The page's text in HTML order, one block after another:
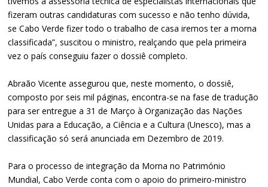
fizeram outras candidaturas com sucesso e não tenho dúvida,
se Cabo Verde fizer todo o trabalho de casa iremos ter a morna
classificada”, suscitou o ministro, realçando que pela primeira
vez o país conseguiu fazer o dossiê completo.
Abraão Vicente assegurou que, neste momento, o dossiê,
composto por seis mil páginas, encontra-se na fase de tradução
para ser entregue a 31 de Março à Organização das Nações
Unidas para a Educação, a Ciência e a Cultura (Unesco), mas a
classificação só será anunciada em Dezembro de 2019.
Para o processo de integração da Morna no Património
Mundial, Cabo Verde conta com o apoio do primeiro-ministro